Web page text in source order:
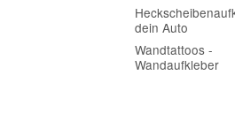
dein Auto
Wandtattoos -
Wandaufkleber